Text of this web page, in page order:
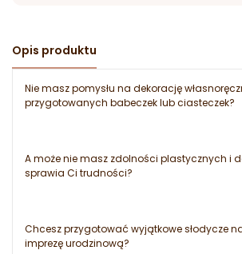
Opis produktu
Nie masz pomysłu na dekorację
przygotowanych babeczek lub ciasteczek?
A może nie masz zdolności plastycznych i
sprawia Ci trudności?
Chcesz przygotować wyjątkowe słodycze
imprezę urodzinową?